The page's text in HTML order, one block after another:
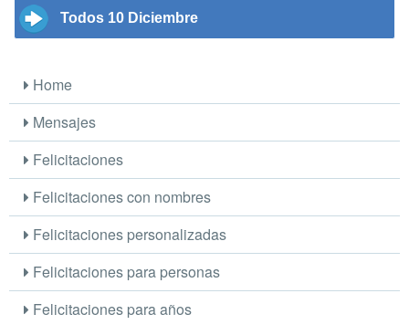
Todos 10 Diciembre
Home
Mensajes
Felicitaciones
Felicitaciones con nombres
Felicitaciones personalizadas
Felicitaciones para personas
Felicitaciones para años